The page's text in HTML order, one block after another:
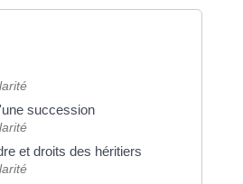
succession
et droits des héritiers